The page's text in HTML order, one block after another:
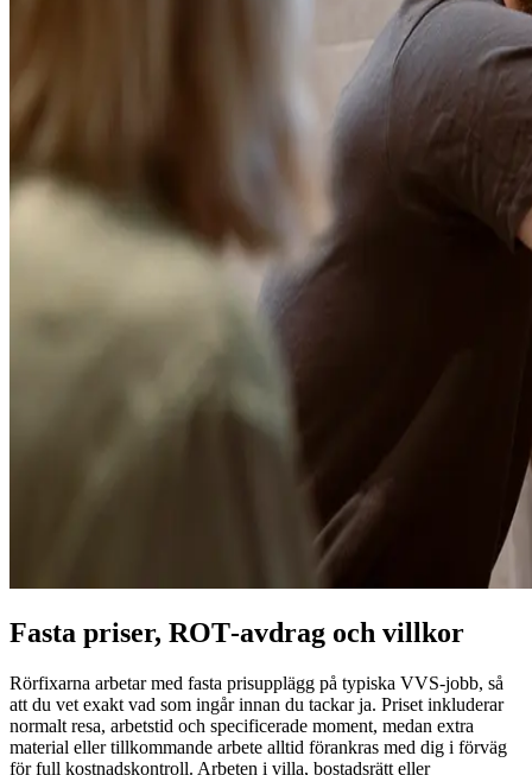
Fasta priser, ROT‑avdrag och villkor
Rörfixarna arbetar med fasta prisupplägg på typiska VVS‑jobb, så
att du vet exakt vad som ingår innan du tackar ja. Priset inkluderar
normalt resa, arbetstid och specificerade moment, medan extra
material eller tillkommande arbete alltid förankras med dig i förväg
för full kostnadskontroll. Arbeten i villa, bostadsrätt eller